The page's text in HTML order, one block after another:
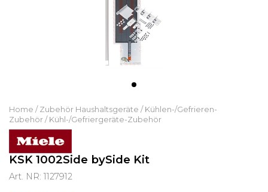
Home / Zubehör Haushaltsgeräte / Kühlen-/Gefrieren-
Zubehör / Kühl-/Gefriergeräte-Zubehör
KSK 1002Side bySide Kit
Art. NR: 1127912